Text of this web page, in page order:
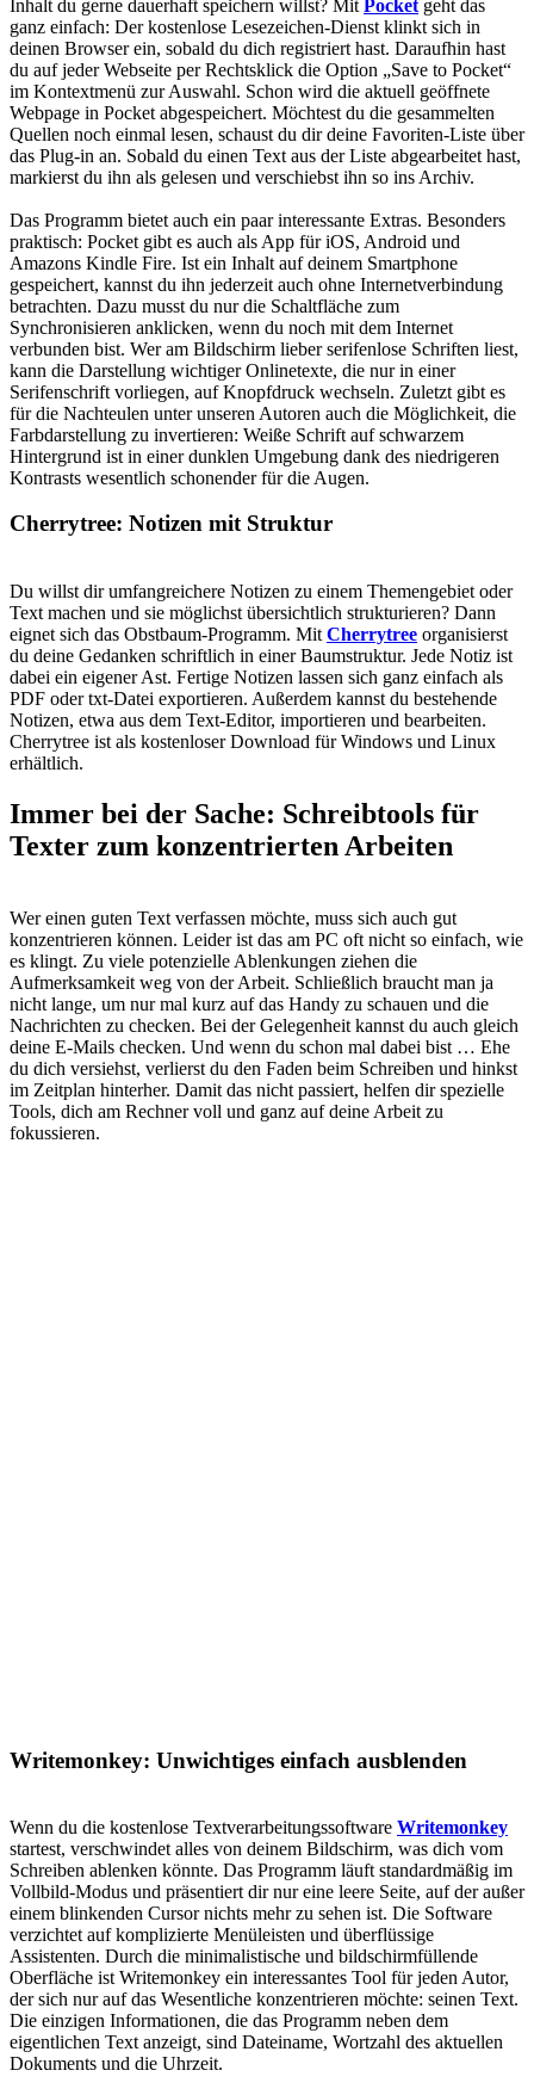
Inhalt du gerne dauerhaft speichern willst? Mit Pocket geht das
ganz einfach: Der kostenlose Lesezeichen-Dienst klinkt sich in
deinen Browser ein, sobald du dich registriert hast. Daraufhin hast
du auf jeder Webseite per Rechtsklick die Option „Save to Pocket“
im Kontextmenü zur Auswahl. Schon wird die aktuell geöffnete
Webpage in Pocket abgespeichert. Möchtest du die gesammelten
Quellen noch einmal lesen, schaust du dir deine Favoriten-Liste über
das Plug-in an. Sobald du einen Text aus der Liste abgearbeitet hast,
markierst du ihn als gelesen und verschiebst ihn so ins Archiv.
Das Programm bietet auch ein paar interessante Extras. Besonders
praktisch: Pocket gibt es auch als App für iOS, Android und
Amazons Kindle Fire. Ist ein Inhalt auf deinem Smartphone
gespeichert, kannst du ihn jederzeit auch ohne Internetverbindung
betrachten. Dazu musst du nur die Schaltfläche zum
Synchronisieren anklicken, wenn du noch mit dem Internet
verbunden bist. Wer am Bildschirm lieber serifenlose Schriften liest,
kann die Darstellung wichtiger Onlinetexte, die nur in einer
Serifenschrift vorliegen, auf Knopfdruck wechseln. Zuletzt gibt es
für die Nachteulen unter unseren Autoren auch die Möglichkeit, die
Farbdarstellung zu invertieren: Weiße Schrift auf schwarzem
Hintergrund ist in einer dunklen Umgebung dank des niedrigeren
Kontrasts wesentlich schonender für die Augen.
Cherrytree: Notizen mit Struktur
Du willst dir umfangreichere Notizen zu einem Themengebiet oder
Text machen und sie möglichst übersichtlich strukturieren? Dann
eignet sich das Obstbaum-Programm. Mit Cherrytree organisierst
du deine Gedanken schriftlich in einer Baumstruktur. Jede Notiz ist
dabei ein eigener Ast. Fertige Notizen lassen sich ganz einfach als
PDF oder txt-Datei exportieren. Außerdem kannst du bestehende
Notizen, etwa aus dem Text-Editor, importieren und bearbeiten.
Cherrytree ist als kostenloser Download für Windows und Linux
erhältlich.
Immer bei der Sache: Schreibtools für
Texter zum konzentrierten Arbeiten
Wer einen guten Text verfassen möchte, muss sich auch gut
konzentrieren können. Leider ist das am PC oft nicht so einfach, wie
es klingt. Zu viele potenzielle Ablenkungen ziehen die
Aufmerksamkeit weg von der Arbeit. Schließlich braucht man ja
nicht lange, um nur mal kurz auf das Handy zu schauen und die
Nachrichten zu checken. Bei der Gelegenheit kannst du auch gleich
deine E-Mails checken. Und wenn du schon mal dabei bist … Ehe
du dich versiehst, verlierst du den Faden beim Schreiben und hinkst
im Zeitplan hinterher. Damit das nicht passiert, helfen dir spezielle
Tools, dich am Rechner voll und ganz auf deine Arbeit zu
fokussieren.
Writemonkey: Unwichtiges einfach ausblenden
Wenn du die kostenlose Textverarbeitungssoftware Writemonkey
startest, verschwindet alles von deinem Bildschirm, was dich vom
Schreiben ablenken könnte. Das Programm läuft standardmäßig im
Vollbild-Modus und präsentiert dir nur eine leere Seite, auf der außer
einem blinkenden Cursor nichts mehr zu sehen ist. Die Software
verzichtet auf komplizierte Menüleisten und überflüssige
Assistenten. Durch die minimalistische und bildschirmfüllende
Oberfläche ist Writemonkey ein interessantes Tool für jeden Autor,
der sich nur auf das Wesentliche konzentrieren möchte: seinen Text.
Die einzigen Informationen, die das Programm neben dem
eigentlichen Text anzeigt, sind Dateiname, Wortzahl des aktuellen
Dokuments und die Uhrzeit.